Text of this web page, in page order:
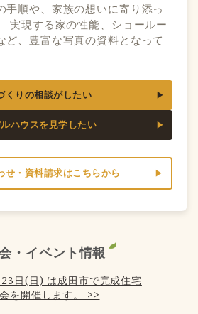
手順や、家族の想いに寄り添っ
実現する家の性能、ショールー
ど、豊富な写真の資料となって
くりの相談がしたい
ハウスを見学したい
せ・資料請求はこちらから
・イベント情報
日(日) は成田市で完成住宅
を開催します。 >>